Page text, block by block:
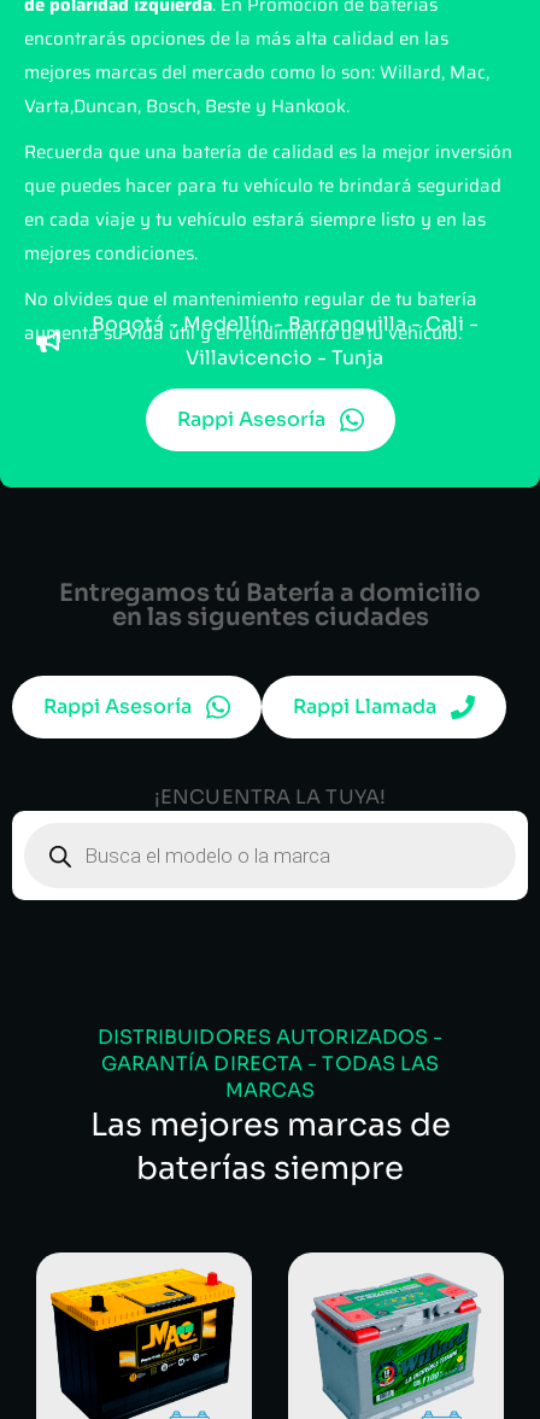
encontrarás opciones de la más alta calidad en las
mejores marcas del mercado como lo son: Willard, Mac,
Varta,Duncan, Bosch, Beste y Hankook.
Recuerda que una batería de calidad es la mejor inversión
que puedes hacer para tu vehículo te brindará seguridad
en cada viaje y tu vehículo estará siempre listo y en las
mejores condiciones.
No olvides que el mantenimiento regular de tu batería
aumenta su vida útil y el rendimiento de tu vehículo.
Rappi Asesoría
Entregamos tú Batería a domicilio
en las siguentes ciudades
Bogotá - Medellín - Barranquilla - Cali -
Villavicencio - Tunja
Rappi Asesoría Rappi Llamada
¡ENCUENTRA LA TUYA!
DISTRIBUIDORES AUTORIZADOS -
GARANTÍA DIRECTA - TODAS LAS
MARCAS
Las mejores marcas de
baterías siempre